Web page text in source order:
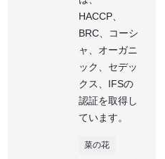
HACCP、
BRC、コーシ
ャ、オーガニ
ック、セデッ
クス、IFSの
認証を取得し
ています。
菜の花